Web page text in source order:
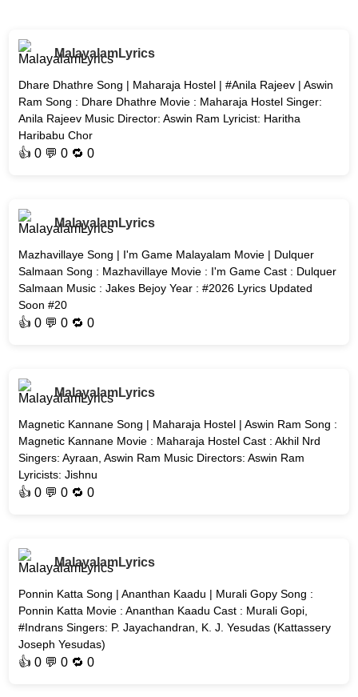
MalayalamLyrics
Dhare Dhathre Song | Maharaja Hostel | #Anila Rajeev | Aswin
Ram Song : Dhare Dhathre Movie : Maharaja Hostel Singer:
Anila Rajeev Music Director: Aswin Ram Lyricist: Haritha
Haribabu Chor
👍0 💬 0 🔁0
MalayalamLyrics
Mazhavillaye Song | I'm Game Malayalam Movie | Dulquer
Salmaan Song : Mazhavillaye Movie : I'm Game Cast : Dulquer
Salmaan Music : Jakes Bejoy Year : #2026 Lyrics Updated
Soon #20
👍0 💬 0 🔁0
MalayalamLyrics
Magnetic Kannane Song | Maharaja Hostel | Aswin Ram Song :
Magnetic Kannane Movie : Maharaja Hostel Cast : Akhil Nrd
Singers: Ayraan, Aswin Ram Music Directors: Aswin Ram
Lyricists: Jishnu
👍0 💬 0 🔁0
MalayalamLyrics
Ponnin Katta Song | Ananthan Kaadu | Murali Gopy Song :
Ponnin Katta Movie : Ananthan Kaadu Cast : Murali Gopi,
#Indrans Singers: P. Jayachandran, K. J. Yesudas (Kattassery
Joseph Yesudas)
👍0 💬 0 🔁0